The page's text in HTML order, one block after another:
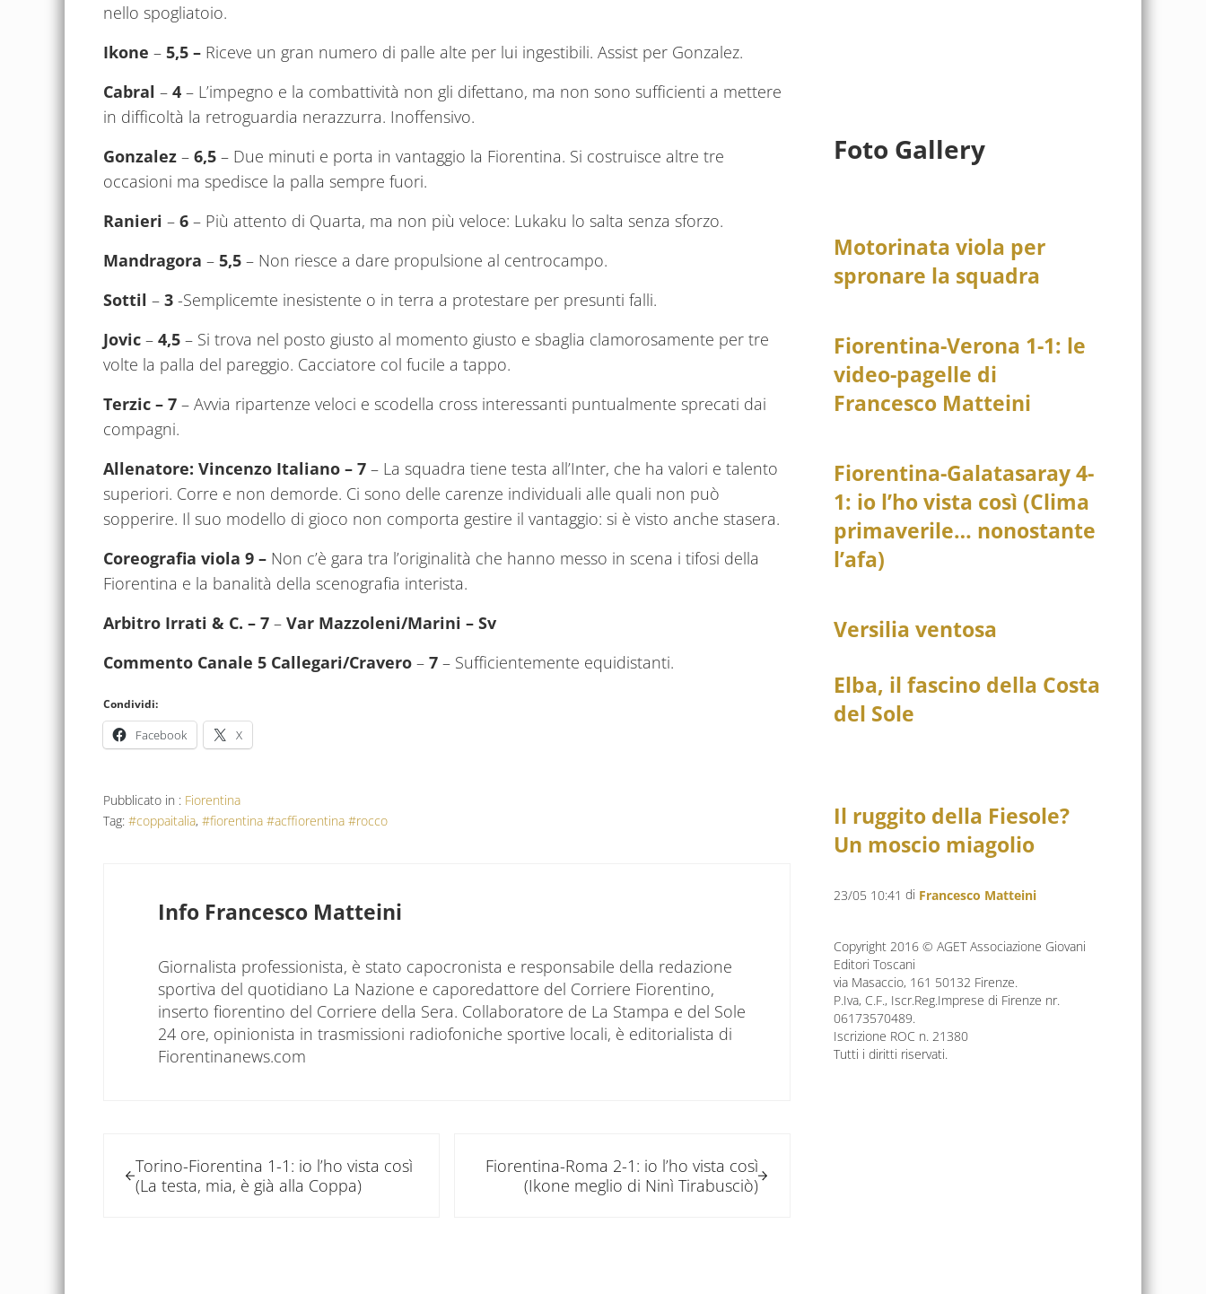
nello spogliatoio.
Ikone –5,5 –Riceve un gran numero di palle alte per lui ingestibili. Assist per Gonzalez.
Cabral – 4 – L’impegno e la combattività non gli difettano, ma non sono sufficienti a mettere
in difficoltà la retroguardia nerazzurra. Inoffensivo.
Gonzalez – 6,5– Due minuti e porta in vantaggio la Fiorentina. Si costruisce altre tre
occasioni ma spedisce la palla sempre fuori.
Ranieri –6 – Più attento di Quarta, ma non più veloce: Lukaku lo salta senza sforzo.
Mandragora – 5,5 – Non riesce a dare propulsione al centrocampo.
Sottil – 3 -Semplicemte inesistente o in terra a protestare per presunti falli.
Jovic – 4,5 – Si trova nel posto giusto al momento giusto e sbaglia clamorosamente per tre
volte la palla del pareggio. Cacciatore col fucile a tappo.
Terzic – 7 – Avvia ripartenze veloci e scodella cross interessanti puntualmente sprecati dai
compagni.
Allenatore: Vincenzo Italiano – 7 – La squadra tiene testa all’Inter, che ha valori e talento
superiori. Corre e non demorde. Ci sono delle carenze individuali alle quali non può
sopperire. Il suo modello di gioco non comporta gestire il vantaggio: si è visto anche stasera.
Coreografia viola 9 –Non c’è gara tra l’originalità che hanno messo in scena i tifosi della
Fiorentina e la banalità della scenografia interista.
Arbitro Irrati & C. – 7 – Var Mazzoleni/Marini – Sv
Commento Canale 5 Callegari/Cravero – 7 – Sufficientemente equidistanti.
Condividi:
Facebook X
Pubblicato in : Fiorentina
Tag: #coppaitalia, #fiorentina #acffiorentina #rocco
Info Francesco Matteini
Giornalista professionista, è stato capocronista e responsabile della redazione
sportiva del quotidiano La Nazione e caporedattore del Corriere Fiorentino,
inserto fiorentino del Corriere della Sera. Collaboratore de La Stampa e del Sole
24 ore, opinionista in trasmissioni radiofoniche sportive locali, è editorialista di
Fiorentinanews.com
Torino-Fiorentina 1-1: io l’ho vista così
(La testa, mia, è già alla Coppa)
Fiorentina-Roma 2-1: io l’ho vista così
(Ikone meglio di Ninì Tirabusciò)
Foto Gallery
Motorinata viola per
spronare la squadra
Fiorentina-Verona 1-1: le
video-pagelle di
Francesco Matteini
Fiorentina-Galatasaray 4-
1: io l’ho vista così (Clima
primaverile… nonostante
l’afa)
Versilia ventosa
Elba, il fascino della Costa
del Sole
Il ruggito della Fiesole?
Un moscio miagolio
23/05 10:41 di Francesco Matteini
Copyright 2016 © AGET Associazione Giovani
Editori Toscani
via Masaccio, 161 50132 Firenze.
P.Iva, C.F., Iscr.Reg.Imprese di Firenze nr.
06173570489.
Iscrizione ROC n. 21380
Tutti i diritti riservati.